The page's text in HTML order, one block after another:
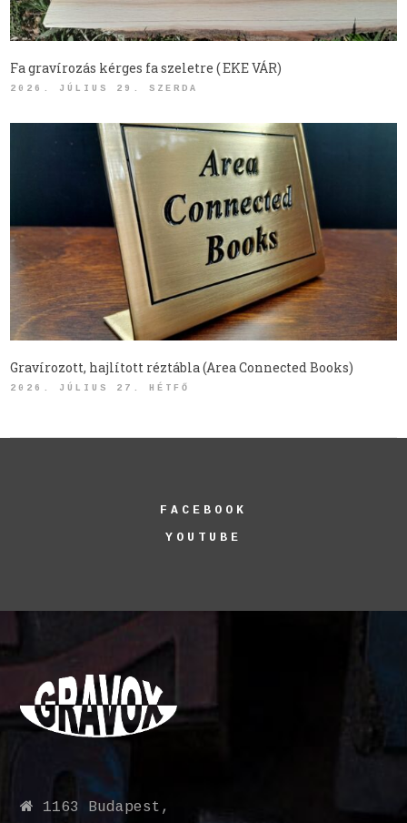
Fa gravírozás kérges fa szeletre ( EKE VÁR)
2026. JÚLIUS 29. SZERDA
Gravírozott, hajlított réztábla (Area Connected Books)
2026. JÚLIUS 27. HÉTFŐ
FACEBOOK
YOUTUBE
1163 Budapest,